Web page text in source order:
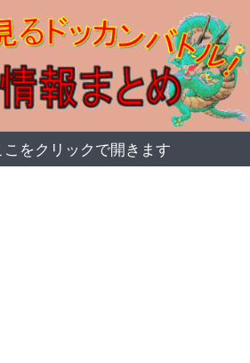
をクリックで開きます